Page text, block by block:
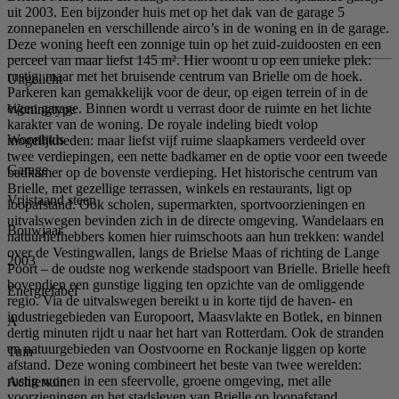
uit 2003. Een bijzonder huis met op het dak van de garage 5
zonnepanelen en verschillende airco’s in de woning en in de garage.
Deze woning heeft een zonnige tuin op het zuid-zuidoosten en een
perceel van maar liefst 145 m². Hier woont u op een unieke plek:
rustig, maar met het bruisende centrum van Brielle om de hoek.
Parkeren kan gemakkelijk voor de deur, op eigen terrein of in de
eigen garage. Binnen wordt u verrast door de ruimte en het lichte
karakter van de woning. De royale indeling biedt volop
mogelijkheden: maar liefst vijf ruime slaapkamers verdeeld over
twee verdiepingen, een nette badkamer en de optie voor een tweede
badkamer op de bovenste verdieping. Het historische centrum van
Brielle, met gezellige terrassen, winkels en restaurants, ligt op
loopafstand. Ook scholen, supermarkten, sportvoorzieningen en
uitvalswegen bevinden zich in de directe omgeving. Wandelaars en
natuurliefhebbers komen hier ruimschoots aan hun trekken: wandel
over de Vestingwallen, langs de Brielse Maas of richting de Lange
Poort – de oudste nog werkende stadspoort van Brielle. Brielle heeft
bovendien een gunstige ligging ten opzichte van de omliggende
regio. Via de uitvalswegen bereikt u in korte tijd de haven- en
industriegebieden van Europoort, Maasvlakte en Botlek, en binnen
dertig minuten rijdt u naar het hart van Rotterdam. Ook de stranden
en natuurgebieden van Oostvoorne en Rockanje liggen op korte
afstand. Deze woning combineert het beste van twee werelden:
rustig wonen in een sfeervolle, groene omgeving, met alle
Uitgelicht
Woningtype
Woonhuis
Garage
Vrijstaand steen
Bouwjaar
2003
Energielabel
A
Tuin
Achtertuin